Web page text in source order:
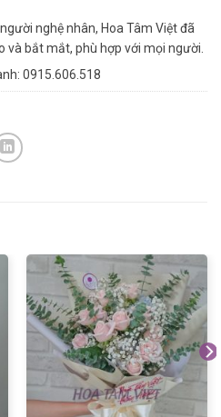
nghệ nhân, Hoa Tâm Việt đã
bắt mắt, phù hợp với mọi người.
0915.606.518